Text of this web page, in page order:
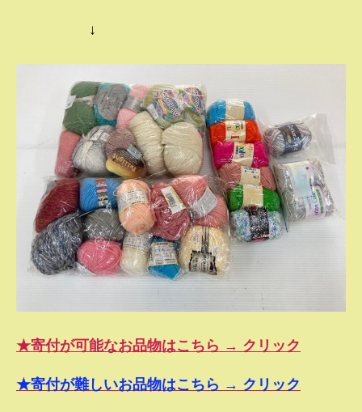
↓
★寄付が可能なお品物はこちら → クリック
★寄付が難しいお品物はこちら → クリック